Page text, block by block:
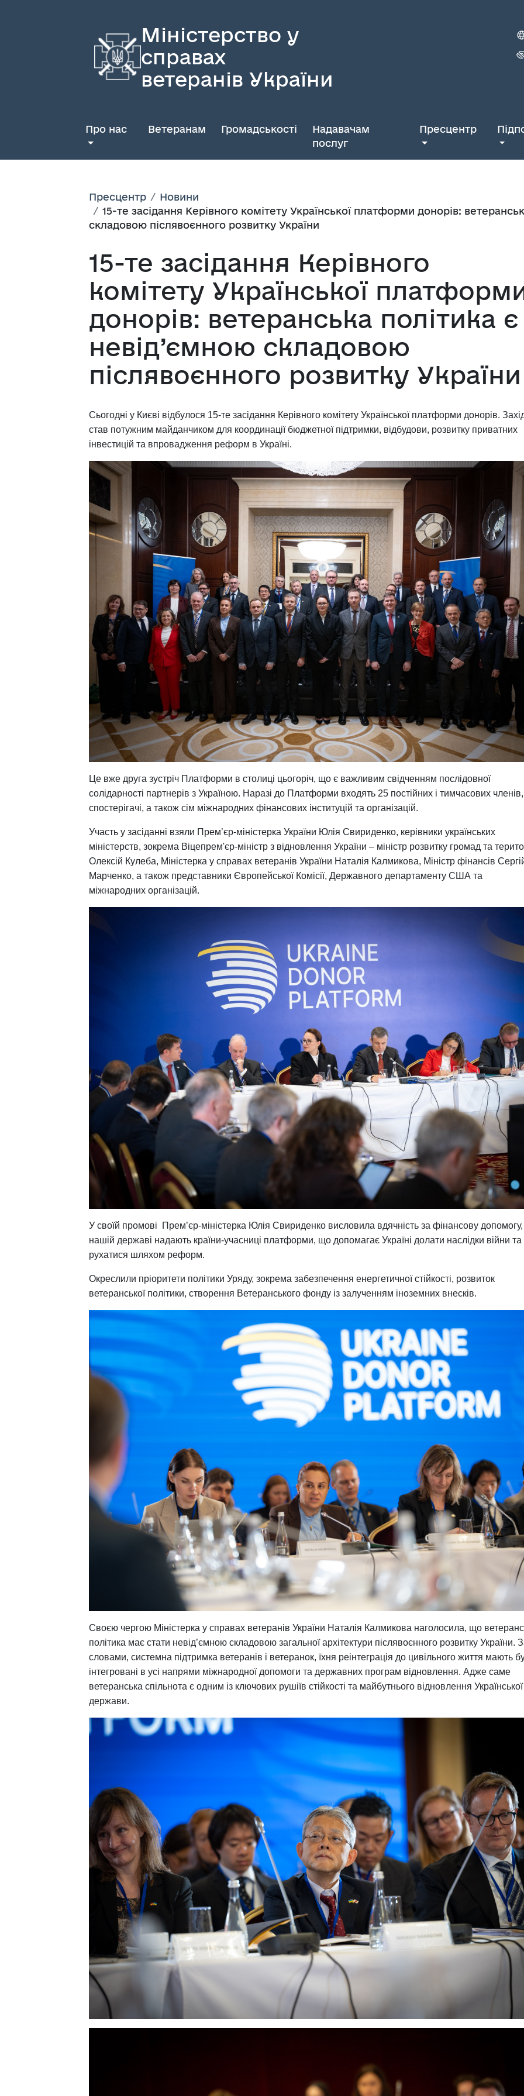
Міністерство у
справах
ветеранів України
Про нас Ветеранам Громадськості
Надавачам
послуг
Пресцентр
Пресцентр
Новини
15-те засідання Керівного комітету Української платформи донорів:
складовою післявоєнного розвитку України
15-те засідання Керівного
комітету Української
донорів: ветеранська політика є
невід’ємною складовою
післявоєнного розвитку України
Сьогодні у Києві відбулося 15-те засідання Керівного комітету Української платформи донорів.
став потужним майданчиком для координації бюджетної підтримки, відбудови, розвитку приватних
інвестицій та впровадження реформ в Україні.
Це вже друга зустріч Платформи в столиці цьогоріч, що є важливим свідченням послідовної
солідарності партнерів з Україною. Наразі до Платформи входять 25 постійних і тимчасових членів,
спостерігачі, а також сім міжнародних фінансових інституцій та організацій.
Участь у засіданні взяли Прем’єр-міністерка України Юлія Свириденко, керівники українських
міністерств, зокрема Віцепрем'єр-міністр з відновлення України – міністр розвитку громад та
Олексій Кулеба, Міністерка у справах ветеранів України Наталія Калмикова, Міністр фінансів
Марченко, а також представники Європейської Комісії, Державного департаменту США та
міжнародних організацій.
У своїй промові Прем’єр-міністерка Юлія Свириденко висловила вдячність за фінансову допомогу,
нашій державі надають країни-учасниці платформи, що допомагає Україні долати наслідки війни та
рухатися шляхом реформ.
Окреслили пріоритети політики Уряду, зокрема забезпечення енергетичної стійкості, розвиток
ветеранської політики, створення Ветеранського фонду із залученням іноземних внесків.
Своєю чергою Міністерка у справах ветеранів України Наталія Калмикова наголосила, що
політика має стати невід’ємною складовою загальної архітектури післявоєнного розвитку України.
словами, системна підтримка ветеранів і ветеранок, їхня реінтеграція до цивільного життя мають
інтегровані в усі напрями міжнародної допомоги та державних програм відновлення. Адже саме
ветеранська спільнота є одним із ключових рушіїв стійкості та майбутнього відновлення Української
держави.